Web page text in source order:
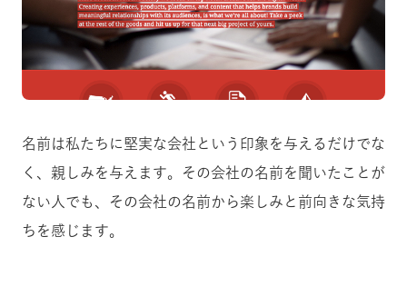
名前は私たちに堅実な会社という印象を与えるだけでな
く、親しみを与えます。その会社の名前を聞いたことが
ない人でも、その会社の名前から楽しみと前向きな気持
ちを感じます。